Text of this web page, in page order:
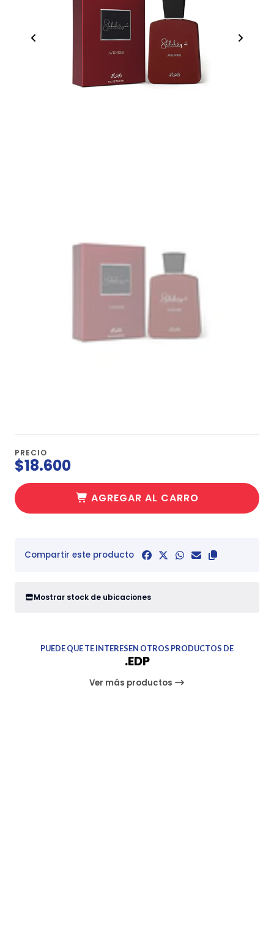
PRECIO
$18.600
AGREGAR AL CARRO
Compartir este producto
Mostrar stock de ubicaciones
PUEDE QUE TE INTERESEN OTROS PRODUCTOS DE
.EDP
Ver más productos